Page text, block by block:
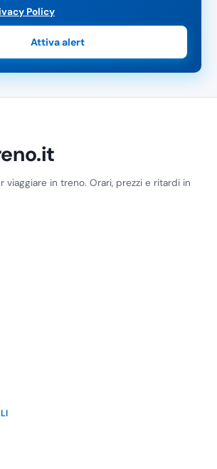
Policy
Attiva alert
viaggiare in treno. Orari, prezzi e ritardi in